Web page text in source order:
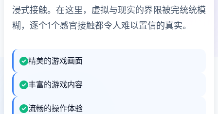
浸式接触。在这里，虚拟与现实的界限被完统统模
糊，逐个1个感官接触都令人难以置信的真实。
精美的游戏画面
丰富的游戏内容
流畅的操作体验